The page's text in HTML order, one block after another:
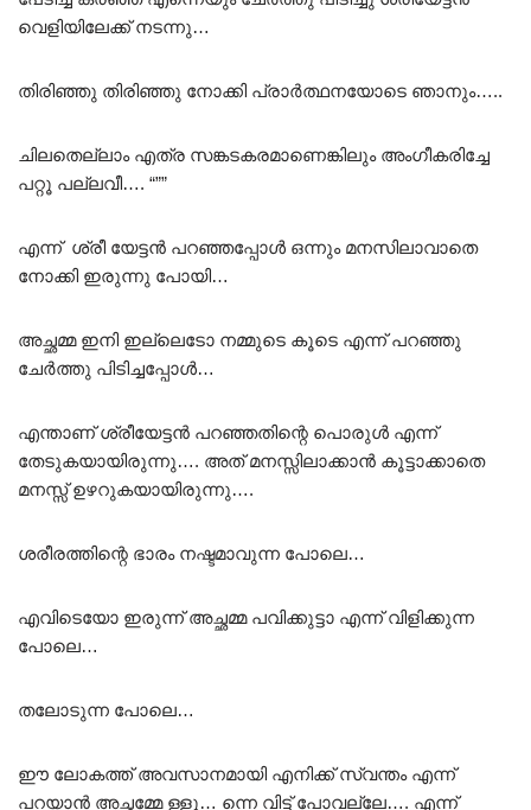
വെളിയിലേക്ക് നടന്നു…
തിരിഞ്ഞു തിരിഞ്ഞു നോക്കി പ്രാർത്ഥനയോടെ ഞാനും…..
ചിലതെല്ലാം എത്ര സങ്കടകരമാണെങ്കിലും അംഗീകരിച്ചേ
പറ്റൂ പല്ലവീ…. “””
എന്ന് ശ്രീ യേട്ടൻ പറഞ്ഞപ്പോൾ ഒന്നും മനസിലാവാതെ
നോക്കി ഇരുന്നു പോയി…
അച്ഛമ്മ ഇനി ഇല്ലെടോ നമ്മുടെ കൂടെ എന്ന് പറഞ്ഞു
ചേർത്തു പിടിച്ചപ്പോൾ…
എന്താണ് ശ്രീയേട്ടൻ പറഞ്ഞതിന്റെ പൊരുൾ എന്ന്
തേടുകയായിരുന്നു…. അത് മനസ്സിലാക്കാൻ കൂട്ടാക്കാതെ
മനസ്സ് ഉഴറുകയായിരുന്നു….
ശരീരത്തിന്റെ ഭാരം നഷ്ടമാവുന്ന പോലെ…
എവിടെയോ ഇരുന്ന് അച്ഛമ്മ പവിക്കുട്ടാ എന്ന് വിളിക്കുന്ന
പോലെ…
തലോടുന്ന പോലെ…
ഈ ലോകത്ത് അവസാനമായി എനിക്ക് സ്വന്തം എന്ന്
പറയാൻ അച്ഛമ്മേ ള്ളൂ… ന്നെ വിട്ട് പോവല്ലേ…. എന്ന്